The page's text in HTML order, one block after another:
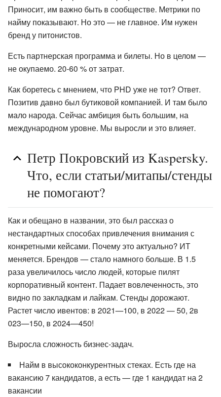
Приносит, им важно быть в сообществе. Метрики по
найму показывают. Но это — не главное. Им нужен
бренд у питонистов.
Есть партнерская программа и билеты. Но в целом —
не окупаемо. 20-60 % от затрат.
Как боретесь с мнением, что PHD уже не тот? Ответ.
Позитив давно был бутиковой компанией. И там было
мало народа. Сейчас амбиция быть большим, на
международном уровне. Мы выросли и это влияет.
Петр Покровский из Kaspersky.
Что, если статьи/митапы/стенды
не помогают?
Как и обещано в названии, это был рассказ о
нестандартных способах привлечения внимания с
конкретными кейсами. Почему это актуально? ИТ
меняется. Брендов — стало намного больше. В 1.5
раза увеличилось число людей, которые пилят
корпоративный контент. Падает вовлеченность, это
видно по закладкам и лайкам. Стенды дорожают.
Растет число ивентов: в 2021—100, в 2022 — 50, 2в
023—150, в 2024—450!
Выросла сложность бизнес-задач.
Найм в высококонкурентных стеках. Есть где на
вакансию 7 кандидатов, а есть — где 1 кандидат на 2
вакансии